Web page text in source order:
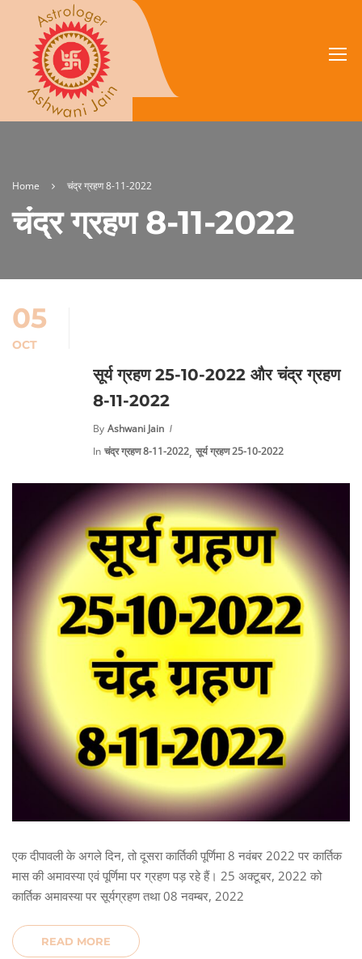
Home चंद्र ग्रहण 8-11-2022
चंद्र ग्रहण 8-11-2022
05
OCT
सूर्य ग्रहण 25-10-2022 और चंद्र ग्रहण
8-11-2022
By Ashwani Jain
In चंद्र ग्रहण 8-11-2022, सूर्य ग्रहण 25-10-2022
एक दीपावली के अगले दिन, तो दूसरा कार्तिकी पूर्णिमा 8 नवंबर 2022 पर कार्तिक
मास की अमावस्या एवं पूर्णिमा पर ग्रहण पड़ रहे हैं। 25 अक्टूबर, 2022 को
कार्तिक अमावस्या पर सूर्यग्रहण तथा 08 नवम्बर, 2022
READ MORE